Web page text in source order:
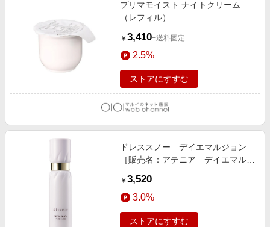
プリマモイスト ナイトクリーム
（レフィル）
￥ 3,410+送料固定
2.5%
ストアにすすむ
ドレススノー デイエマルジョン
［販売名：アテニア デイエマルジ
￥ 3,520
3.0%
ストアにすすむ